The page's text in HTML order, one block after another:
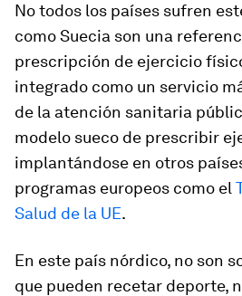
No todos los países sufren
como Suecia son una
prescripción de ejercicio
integrado como un servicio
de la atención sanitaria
modelo sueco de prescribir
implantándose en otros
programas europeos como el
Salud de la UE.
En este país nórdico, no son
que pueden recetar deporte,